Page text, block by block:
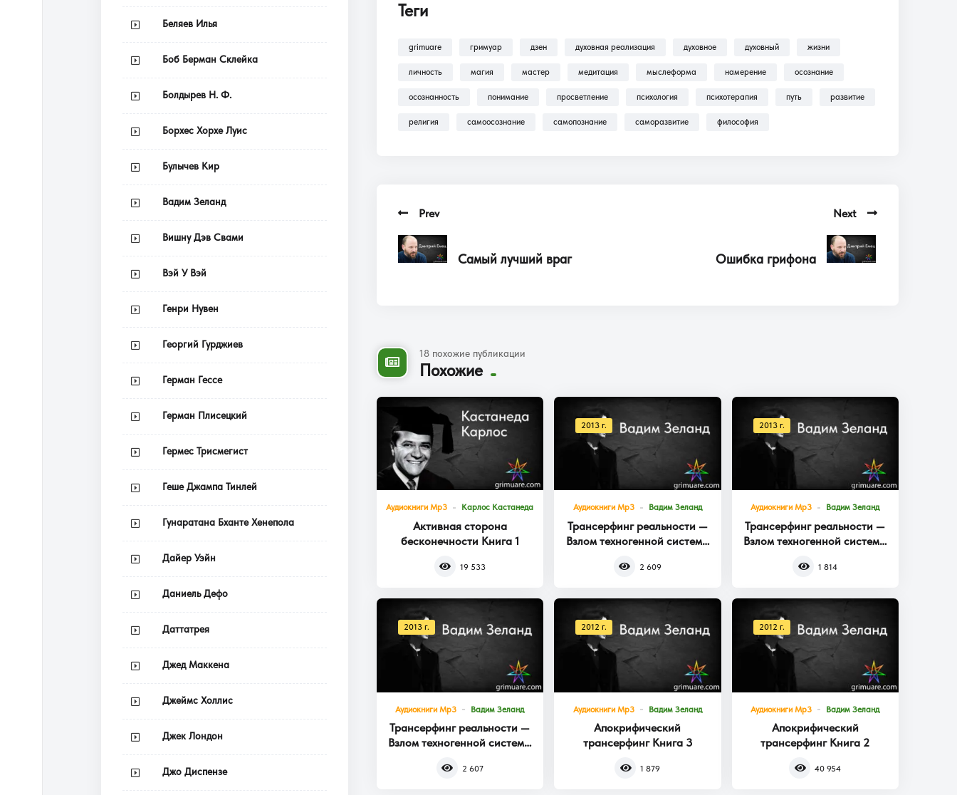
Теги
grimuare гримуар дзен духовная реализация духовное духовный жизни
личность магия мастер медитация мыслеформа намерение осознание
осознанность понимание просветление психология психотерапия путь развитие
религия самоосознание самопознание саморазвитие философия
Prev
Самый лучший враг
Next
Ошибка грифона
18 похожие публикации
Похожие
Аудиокниги Mp3 Карлос Кастанеда
Активная сторона
бесконечности Книга 1
19 533
2013 г.
Аудиокниги Mp3 Вадим Зеланд
Трансерфинг реальности —
Взлом техногенной системы
2 609
2013 г.
Аудиокниги Mp3 Вадим Зеланд
Трансерфинг реальности —
Взлом техногенной системы
1 814
2013 г.
Аудиокниги Mp3 Вадим Зеланд
Трансерфинг реальности —
Взлом техногенной системы
2 607
2012 г.
Аудиокниги Mp3 Вадим Зеланд
Апокрифический
трансерфинг Книга 3
1 879
2012 г.
Аудиокниги Mp3 Вадим Зеланд
Апокрифический
трансерфинг Книга 2
40 954
Беляев Илья
Боб Берман Склейка
Болдырев Н. Ф.
Борхес Хорхе Луис
Булычев Кир
Вадим Зеланд
Вишну Дэв Свами
Вэй У Вэй
Генри Нувен
Георгий Гурджиев
Герман Гессе
Герман Плисецкий
Гермес Трисмегист
Геше Джампа Тинлей
Гунаратана Бханте Хенепола
Дайер Уэйн
Даниель Дефо
Даттатрея
Джед Маккена
Джеймс Холлис
Джек Лондон
Джо Диспензе